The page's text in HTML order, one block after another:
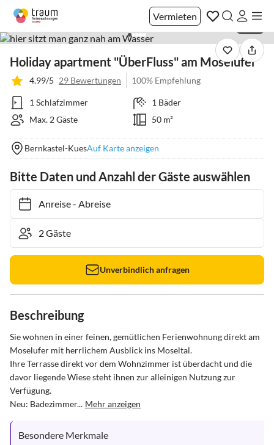
Vermieten
Holiday apartment "ÜberFluss" am Moselufer
4.99/5 29 Bewertungen 100% Empfehlung
1 Schlafzimmer
1 Bäder
Max. 2 Gäste
50 m²
Bernkastel-KuesAuf Karte anzeigen
Bitte Daten und Anzahl der Gäste auswählen
Anreise- Abreise
Unverbindlich anfragen
Beschreibung
Sie wohnen in einer feinen, gemütlichen Ferienwohnung direkt am
Moselufer mit herrlichem Ausblick ins Moseltal.
Ihre Terrasse direkt vor dem Wohnzimmer ist überdacht und die
davor liegende Wiese steht ihnen zur alleinigen Nutzung zur
Verfügung.
Neu: Badezimmer... Mehr anzeigen
Besondere Merkmale